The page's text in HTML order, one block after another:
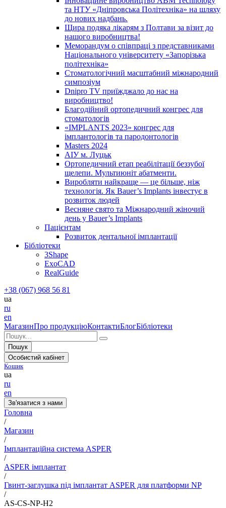
та НТУ «Дніпровська Політехніка» на шляху
до нових надбань.
Щира подяка лікарям з Полтави за візит до
нашого виробництва!
Меморандум о співпраці з представниками
Національного університету «Запорізька
політехніка»
Стоматологічний масштабний міжнародний
симпозіум
Dnipro TV приїжджало до нас на
виробництво!
Благодійний ортопедичний конгрес для
стоматологів
«IMPLANTS 2023» конгрес для
імплантологів та пародонтологів
Masters 2024
АІУ м. Луцьк
Ортопедичний етап реабілітації беззубої
щелепи. Мультиюніт абатменти.
Виробляти найкраще — це більше, ніж
технологія. Як Bauer’s Implants інвестує в
розвиток людей
Весняне свято та Міжнародний жіночий
день у Bauer’s Implants
Пацієнтам
Розвиток дентальної імплантації
Бібліотеки
3Shape
ExoCAD
RealGuide
+38 (067) 968 56 81
ua
ru
en
МагазинПро продукціюКонтактиБлогБібліотеки
Пошук
Особистий кабінет
Кошик
ua
ru
en
Зв'язатися з нами
Головна
/
Магазин
/
Імплантаційна система ASPER
/
ASPER імплантат
/
Гвинт-заглушка під імплантат ASPER для платформи NP
/
AS-CS-NP-H2